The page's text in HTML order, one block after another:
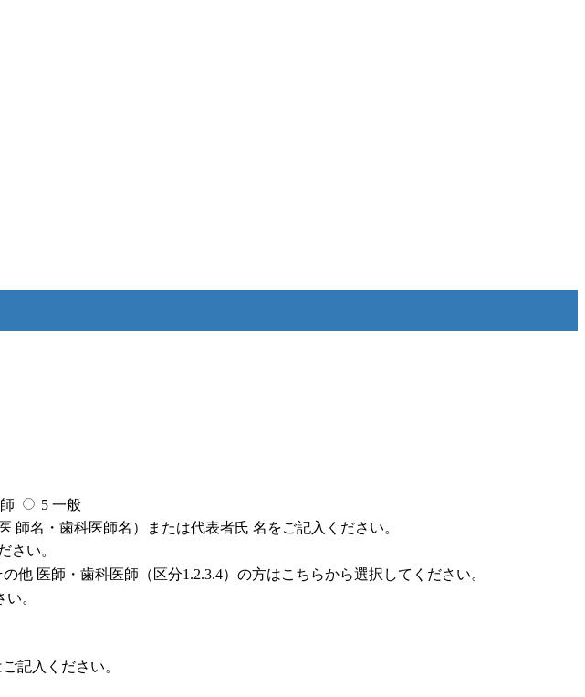
5 一般
師名・歯科医師名）または代表者氏 名をご記入ください。
さい。
の他 医師・歯科医師（区分1.2.3.4）の方はこちらから選択してください。
。
記入ください。